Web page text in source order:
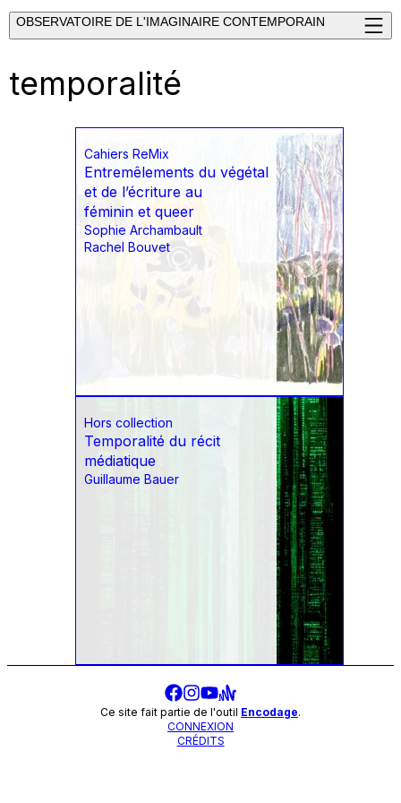
OBSERVATOIRE DE L'IMAGINAIRE CONTEMPORAIN
temporalité
Cahiers ReMix
Entremêlements du végétal
et de l’écriture au
féminin et queer
Sophie Archambault
Rachel Bouvet
Hors collection
Temporalité du récit
médiatique
Guillaume Bauer
Ce site fait partie de l'outil Encodage.
CONNEXION
CRÉDITS